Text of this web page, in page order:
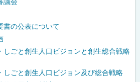
書の公表について
しごと創生人口ビジョンと創生総合戦略
しごと創生人口ビジョン及び総合戦略